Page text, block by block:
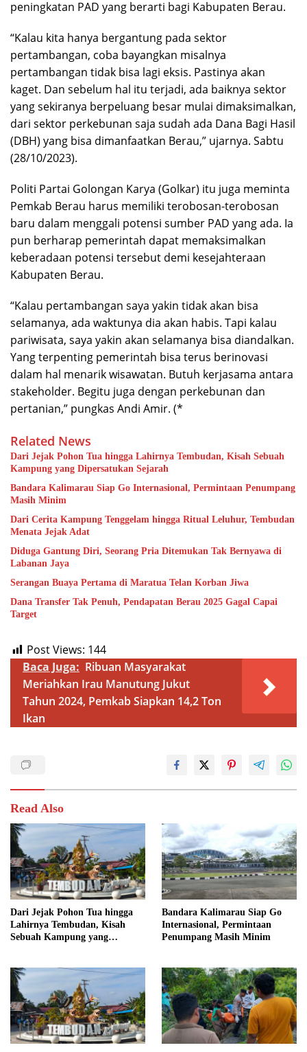
peningkatan PAD yang berarti bagi Kabupaten Berau.
“Kalau kita hanya bergantung pada sektor
pertambangan, coba bayangkan misalnya
pertambangan tidak bisa lagi eksis. Pastinya akan
kaget. Dan sebelum hal itu terjadi, ada baiknya sektor
yang sekiranya berpeluang besar mulai dimaksimalkan,
dari sektor perkebunan saja sudah ada Dana Bagi Hasil
(DBH) yang bisa dimanfaatkan Berau,” ujarnya. Sabtu
(28/10/2023).
Politi Partai Golongan Karya (Golkar) itu juga meminta
Pemkab Berau harus memiliki terobosan-terobosan
baru dalam menggali potensi sumber PAD yang ada. Ia
pun berharap pemerintah dapat memaksimalkan
keberadaan potensi tersebut demi kesejahteraan
Kabupaten Berau.
“Kalau pertambangan saya yakin tidak akan bisa
selamanya, ada waktunya dia akan habis. Tapi kalau
pariwisata, saya yakin akan selamanya bisa diandalkan.
Yang terpenting pemerintah bisa terus berinovasi
dalam hal menarik wisawatan. Butuh kerjasama antara
stakeholder. Begitu juga dengan perkebunan dan
pertanian,” pungkas Andi Amir. (*
Related News
Dari Jejak Pohon Tua hingga Lahirnya Tembudan, Kisah Sebuah
Kampung yang Dipersatukan Sejarah
Bandara Kalimarau Siap Go Internasional, Permintaan Penumpang
Masih Minim
Dari Cerita Kampung Tenggelam hingga Ritual Leluhur, Tembudan
Menata Jejak Adat
Diduga Gantung Diri, Seorang Pria Ditemukan Tak Bernyawa di
Labanan Jaya
Serangan Buaya Pertama di Maratua Telan Korban Jiwa
Dana Transfer Tak Penuh, Pendapatan Berau 2025 Gagal Capai
Target
Post Views: 144
Baca Juga: Ribuan Masyarakat
Meriahkan Irau Manutung Jukut
Tahun 2024, Pemkab Siapkan 14,2 Ton
Ikan
Read Also
Dari Jejak Pohon Tua hingga
Lahirnya Tembudan, Kisah
Sebuah Kampung yang
Bandara Kalimarau Siap Go
Internasional, Permintaan
Penumpang Masih Minim